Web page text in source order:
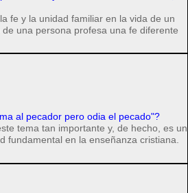
fe y la unidad familiar en la vida de un
una persona profesa una fe diferente
al pecador pero odia el pecado"?
tema tan importante y, de hecho, es un
fundamental en la enseñanza cristiana.